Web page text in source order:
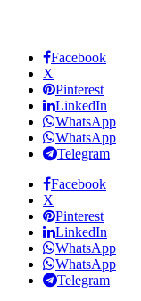
Facebook
X
Pinterest
LinkedIn
WhatsApp
WhatsApp
Telegram
Facebook
X
Pinterest
LinkedIn
WhatsApp
WhatsApp
Telegram